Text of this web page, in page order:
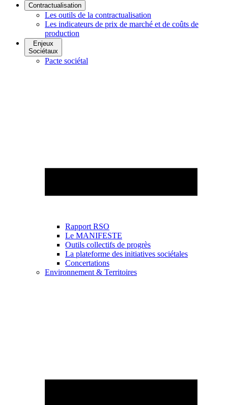
Contractualisation
Les outils de la contractualisation
Les indicateurs de prix de marché et de coûts de
production
Enjeux
Sociétaux
Pacte sociétal
Rapport RSO
Le MANIFESTE
Outils collectifs de progrès
La plateforme des initiatives sociétales
Concertations
Environnement & Territoires